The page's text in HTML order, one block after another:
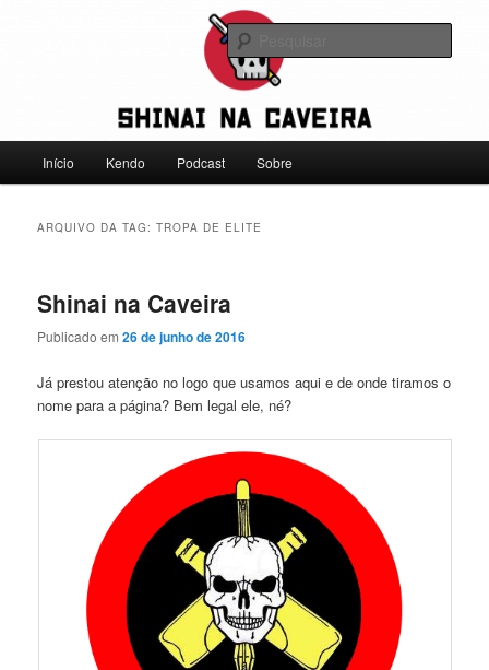
Shinai na Caveira
Falamos sobre kendo, mas não leve a gente a sério
principal
Início Kendo Podcast Sobre
ARQUIVO DA TAG:TROPA DE ELITE
Shinai na Caveira
Publicado em26 de junho de 2016
Já prestou atenção no logo que usamos aqui e de onde tiramos o
nome para a página? Bem legal ele, né?